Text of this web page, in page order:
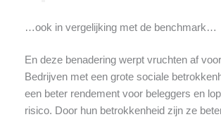
…ook in vergelijking met de benchmark…
En deze benadering werpt vruchten af
Bedrijven met een grote sociale
een beter rendement voor beleggers en
risico. Door hun betrokkenheid zijn ze